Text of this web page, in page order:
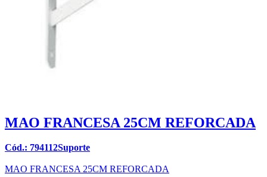
MAO FRANCESA 25CM REFORCADA
Cód.: 794112Suporte
MAO FRANCESA 25CM REFORCADA